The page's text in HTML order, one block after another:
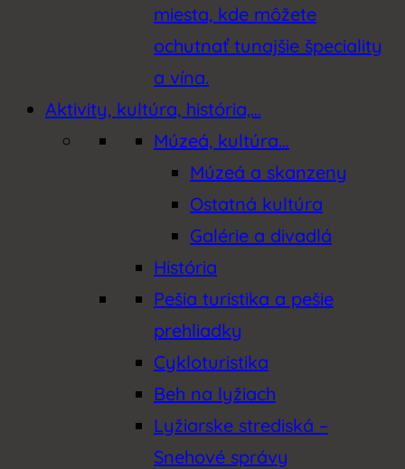
miesta, kde môžete
ochutnať tunajšie špeciality
a vína.
Aktivity, kultúra, história,…
Múzeá, kultúra…
Múzeá a skanzeny
Ostatná kultúra
Galérie a divadlá
História
Pešia turistika a pešie
prehliadky
Cykloturistika
Beh na lyžiach
Lyžiarske strediská –
Snehové správy